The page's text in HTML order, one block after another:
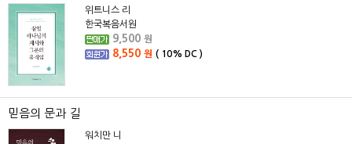
위트니스 리
한국복음서원
9,500 원
8,550 원 ( 10% DC )
믿음의 문과 길
워치만 니